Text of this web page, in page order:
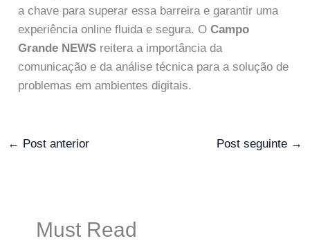
a chave para superar essa barreira e garantir uma
experiência online fluida e segura. OCampo
Grande NEWS reitera a importância da
comunicação e da análise técnica para a solução de
problemas em ambientes digitais.
← Post anterior Post seguinte →
Must Read